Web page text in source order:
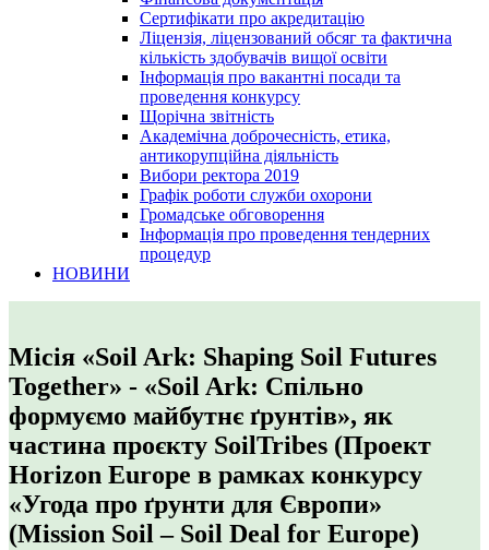
Сертифікати про акредитацію
Ліцензія, ліцензований обсяг та фактична
кількість здобувачів вищої освіти
Інформація про вакантні посади та
проведення конкурсу
Щорічна звітність
Академічна доброчесність, етика,
антикорупційна діяльність
Вибори ректора 2019
Графік роботи служби охорони
Громадське обговорення
Інформація про проведення тендерних
процедур
НОВИНИ
Місія «Soil Ark: Shaping Soil Futures
Together» - «Soil Ark: Спільно
формуємо майбутнє ґрунтів», як
частина проєкту SoilTribes (Проект
Horizon Europe в рамках конкурсу
«Угода про ґрунти для Європи»
(Mission Soil – Soil Deal for Europe)